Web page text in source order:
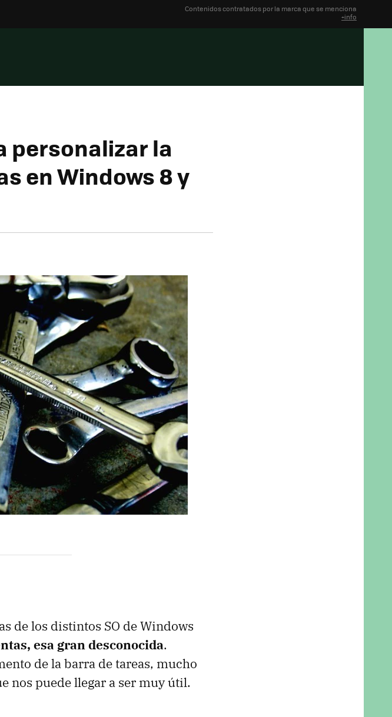
Contenidos contratados por la marca que se menciona
+info
personalizar la
en Windows 8 y
de los distintos SO de Windows
esa gran desconocida.
de la barra de tareas, mucho
nos puede llegar a ser muy útil.